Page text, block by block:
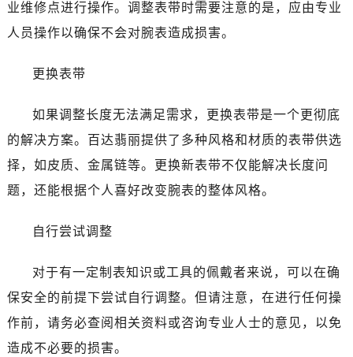
业维修点进行操作。调整表带时需要注意的是，应由专业
人员操作以确保不会对腕表造成损害。
更换表带
如果调整长度无法满足需求，更换表带是一个更彻底
的解决方案。百达翡丽提供了多种风格和材质的表带供选
择，如皮质、金属链等。更换新表带不仅能解决长度问
题，还能根据个人喜好改变腕表的整体风格。
自行尝试调整
对于有一定制表知识或工具的佩戴者来说，可以在确
保安全的前提下尝试自行调整。但请注意，在进行任何操
作前，请务必查阅相关资料或咨询专业人士的意见，以免
造成不必要的损害。